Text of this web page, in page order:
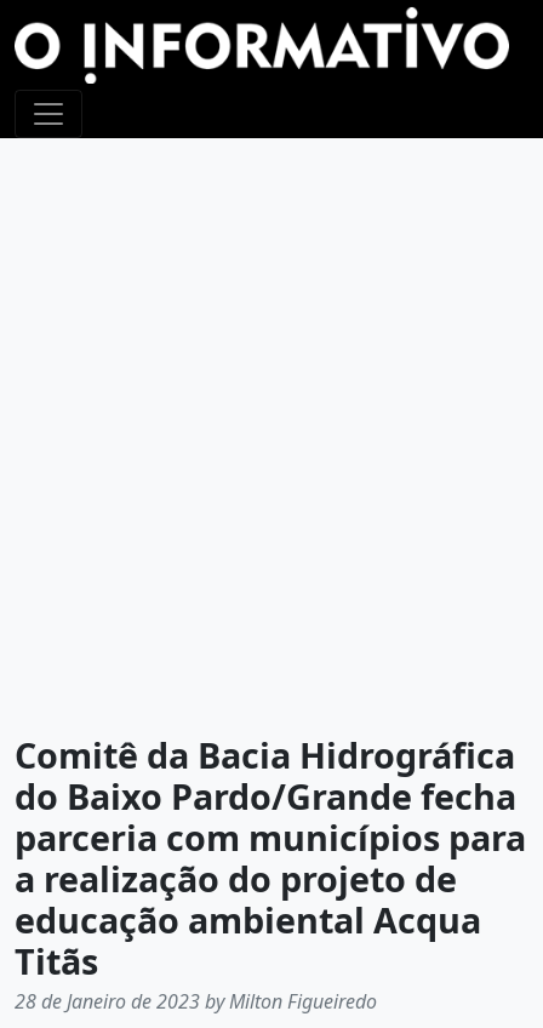
Comitê da Bacia Hidrográfica
do Baixo Pardo/Grande fecha
parceria com municípios para
a realização do projeto de
educação ambiental Acqua
Titãs
28 de Janeiro de 2023 by Milton Figueiredo